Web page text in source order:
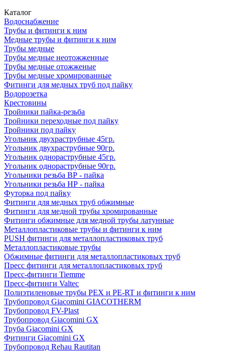
Каталог
Водоснабжение
Трубы и фитинги к ним
Медные трубы и фитинги к ним
Трубы медные
Трубы медные неотожженные
Трубы медные отожженые
Трубы медные хромированные
Фитинги для медных труб под пайку
Водорозетка
Крестовины
Тройники пайка-резьба
Тройники переходные под пайку
Тройники под пайку
Угольник двухраструбные 45гр.
Угольник двухраструбные 90гр.
Угольник однораструбные 45гр.
Угольник однораструбные 90гр.
Угольники резьба ВР - пайка
Угольники резьба НР - пайка
Футорка под пайку
Фитинги для медных труб обжимные
Фитинги для медной трубы хромированные
Фитинги обжимные для медной трубы латунные
Металлопластиковые трубы и фитинги к ним
PUSH фитинги для металлопластиковых труб
Металлопластиковые трубы
Обжимные фитинги для металлопластиковых труб
Пресс фитинги для металлопластиковых труб
Пресс-фитинги Tiemme
Пресс-фитинги Valtec
Полиэтиленовые трубы PEX и PE-RT и фитинги к ним
Трубопровод Giacomini GIACOTHERM
Трубопровод FV-Plast
Трубопровод Giacomini GX
Труба Giacomini GX
Фитинги Giacomini GX
Трубопровод Rehau Rautitan